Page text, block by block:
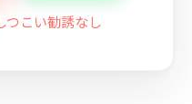
つこい勧誘なし